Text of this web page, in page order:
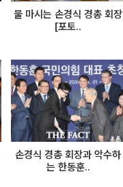
물 마시는 손경식 경총 회장
[포토..
손경식 경총 회장과 악수하
는 한동훈..